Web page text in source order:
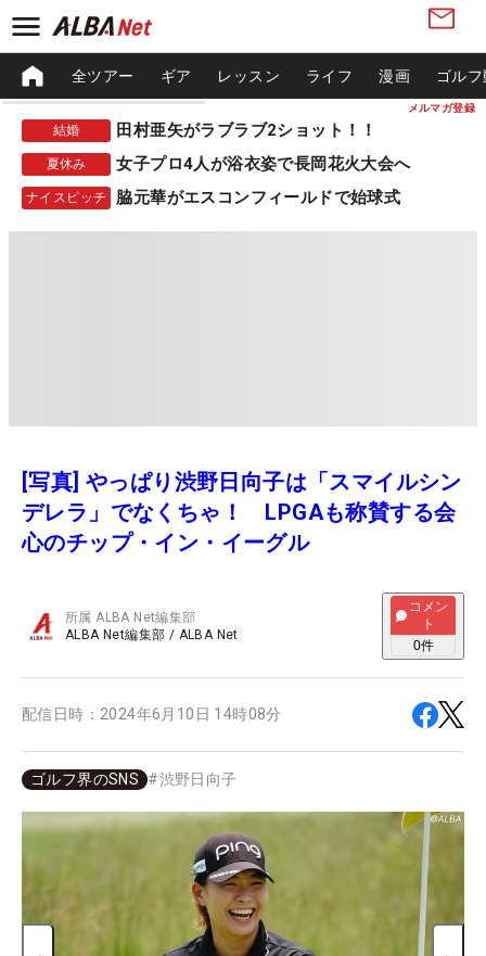
メルマガ登録
全ツアー ギア レッスン ライフ 漫画 ゴル
結婚 田村亜矢がラブラブ2ショット！！
夏休み 女子プロ4人が浴衣姿で長岡花火大会へ
ナイスピッチ 脇元華がエスコンフィールドで始球式
[写真] やっぱり渋野日向子は「スマイルシン
デレラ」でなくちゃ！ LPGAも称賛する会
心のチップ・イン・イーグル
所属ALBA Net編集部
ALBA Net編集部 / ALBA Net
コメン
ト
0件
配信日時： 2024年6月10日 14時08分
ゴルフ界のSNS #渋野日向子